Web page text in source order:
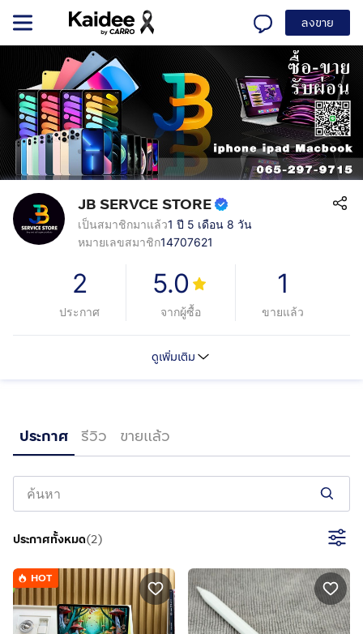
ลงขาย
JB SERVCE STORE
เป็นสมาชิกมาแล้ว1 ปี 5 เดือน 8 วัน
หมายเลขสมาชิก14707621
2
ประกาศ
5.0
จากผู้ซื้อ
1
ขายแล้ว
https://www.facebook.com/profile.php?
id=61573806237245&mibextid=wwXIfr&mibextid=wwXIfr
ไม่มี
ดูเพิ่มเติม
ประกาศ รีวิว ขายแล้ว
ประกาศทั้งหมด(2)
HOT